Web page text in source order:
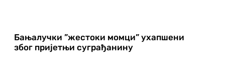
Бањалучки ”жестоки момци” ухапшени
због пријетњи суграђанину